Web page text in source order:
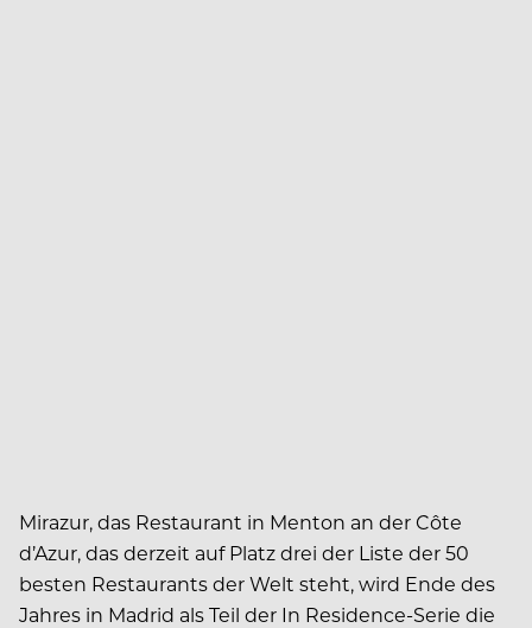
Mirazur, das Restaurant in Menton an der Côte
d’Azur, das derzeit auf Platz drei der Liste der 50
besten Restaurants der Welt steht, wird Ende des
Jahres in Madrid als Teil der In Residence-Serie die